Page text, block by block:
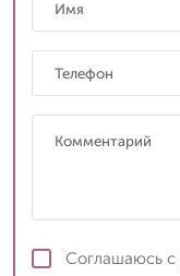
Соглашаюсь с